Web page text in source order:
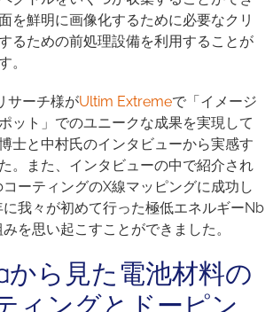
を鮮明に画像化するために必要なクリ
るための前処理設備を利用することが
。
サーチ様がUltim Extremeで「イメージ
ット」でのユニークな成果を実現して
士と中村氏のインタビューから実感す
。また、インタビューの中で紹介され
ーティングのX線マッピングに成功し
我々が初めて行った極低エネルギーNb
を思い起こすことができました。
ら見た電池材料の
ィングとドーピン